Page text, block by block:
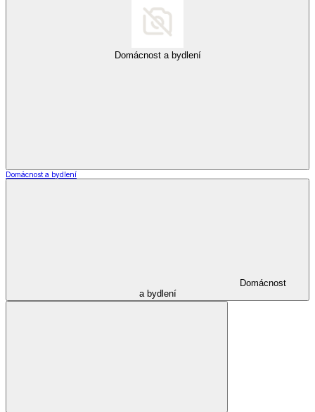
Domácnost a bydlení
Domácnost a bydlení
Domácnost
a bydlení